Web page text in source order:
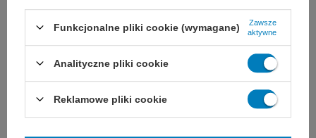
Funkcjonalne pliki cookie (wymagane)
Zawsze
aktywne
Analityczne pliki cookie
Reklamowe pliki cookie